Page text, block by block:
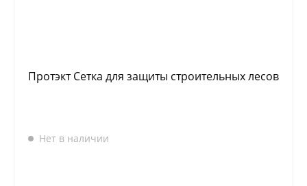
Протэкт Сетка для защиты строительных лесов
Нет в наличии